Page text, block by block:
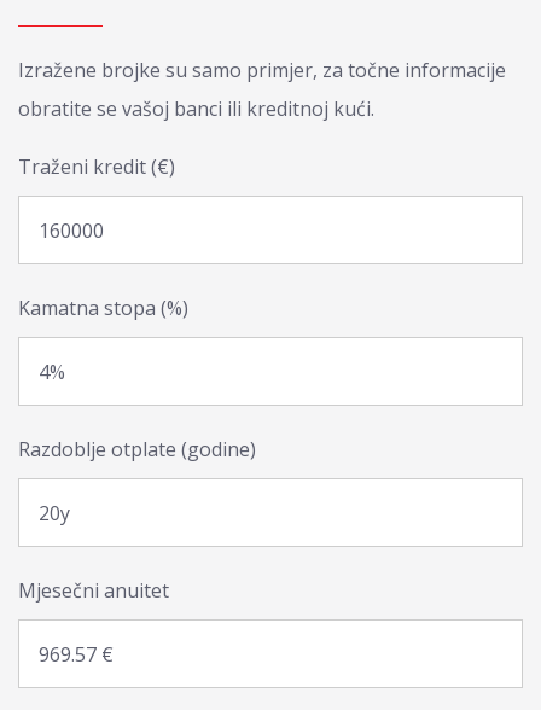
Izražene brojke su samo primjer, za točne informacije
obratite se vašoj banci ili kreditnoj kući.
Traženi kredit (€)
Kamatna stopa (%)
Razdoblje otplate (godine)
Mjesečni anuitet